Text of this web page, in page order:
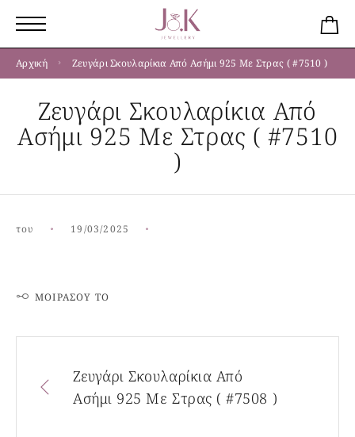
Αρχική Ζευγάρι Σκουλαρίκια Από Ασήμι 925 Με Στρας ( #7510 )
Ζευγάρι Σκουλαρίκια Από
Ασήμι 925 Με Στρας ( #7510
)
του 19/03/2025
ΜΟΙΡΆΣΟΥ ΤΟ
Ζευγάρι Σκουλαρίκια Από
Ασήμι 925 Με Στρας ( #7508 )